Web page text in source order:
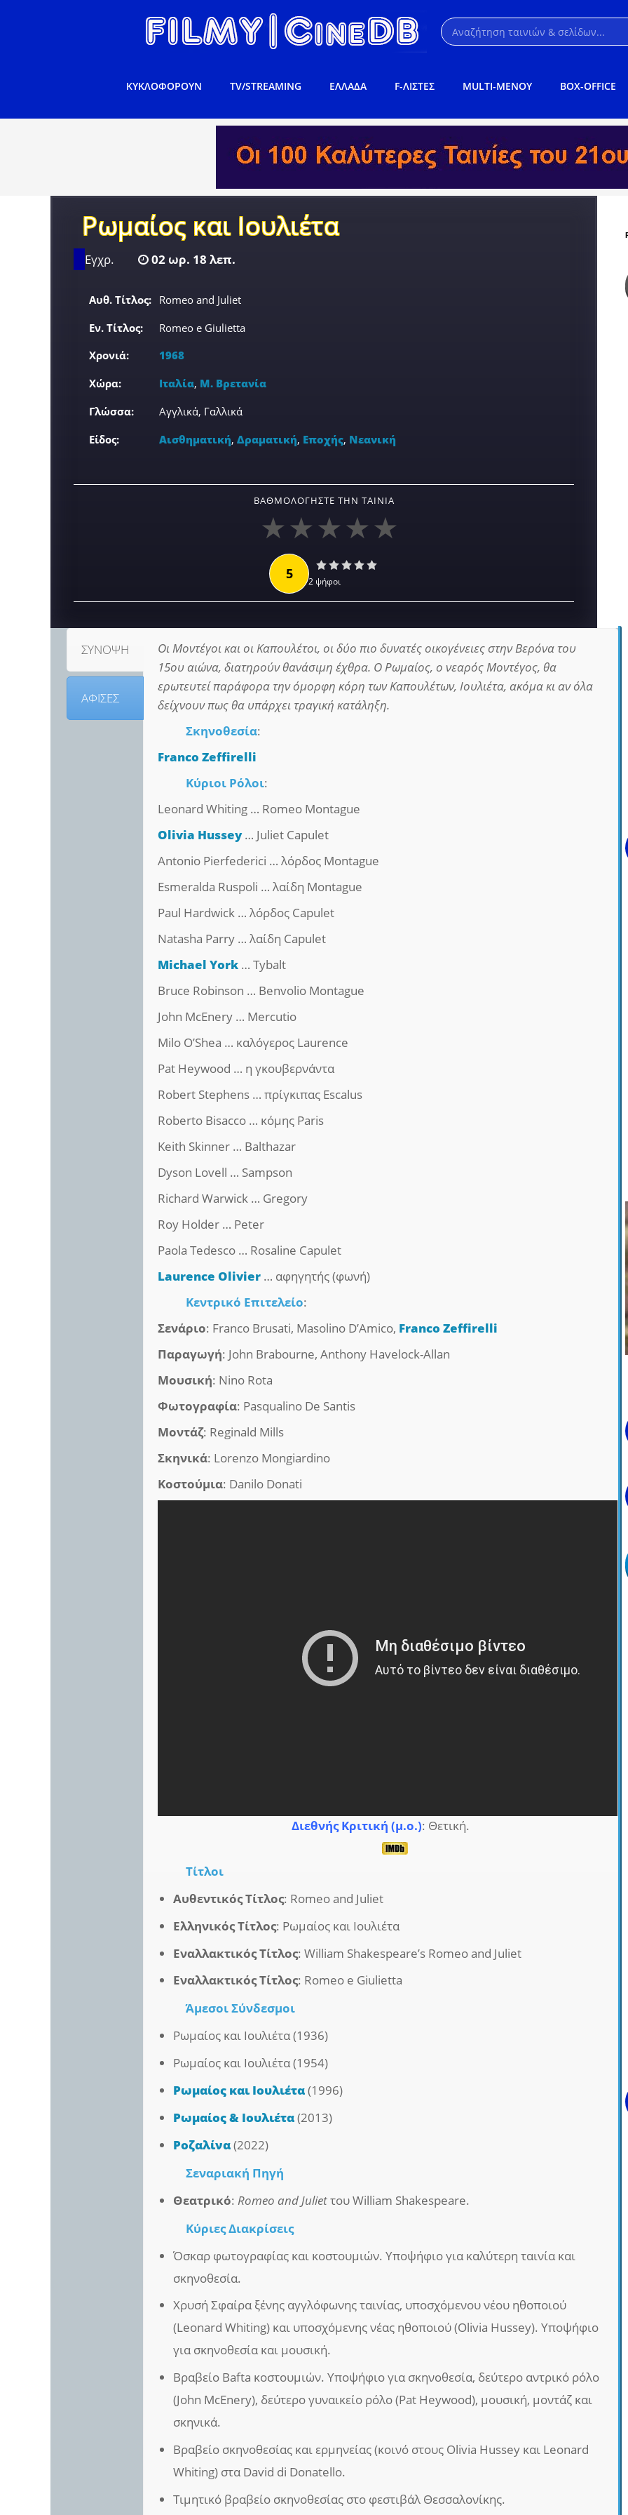
ΚΥΚΛΟΦΟΡΟΥΝ TV/STREAMING ΕΛΛΑΔΑ F-ΛΙΣΤΕΣ MULTI-ΜΕΝΟΥ BOX-OFFICE
Ρωμαίος και Ιουλιέτα
Εγχρ. 02 ωρ. 18 λεπ.
Αυθ. Τίτλος: Romeo and Juliet
Εν. Τίτλος:
Romeo e Giulietta
Χρονιά:
1968
Χώρα:
Ιταλία, Μ. Βρετανία
Γλώσσα:
Αγγλικά, Γαλλικά
Είδος:
Αισθηματική,Δραματική, Εποχής, Νεανική
ΒΑΘΜΟΛΟΓΉΣΤΕ ΤΗΝ ΤΑΙΝΊΑ
5 2 ψήφοι
ΣΥΝΟΨΗ
ΑΦΙΣΕΣ
Οι Μοντέγοι και οι Καπουλέτοι, οι δύο πιο δυνατές οικογένειες στην Βερόνα του
15ου αιώνα, διατηρούν θανάσιμη έχθρα. Ο Ρωμαίος, ο νεαρός Μοντέγος, θα
ερωτευτεί παράφορα την όμορφη κόρη των Καπουλέτων, Ιουλιέτα, ακόμα κι αν όλα
δείχνουν πως θα υπάρχει τραγική κατάληξη.
Σκηνοθεσία:
Franco Zeffirelli
Κύριοι Ρόλοι:
Leonard Whiting … Romeo Montague
Olivia Hussey… Juliet Capulet
Antonio Pierfederici … λόρδος Montague
Esmeralda Ruspoli … λαίδη Montague
Paul Hardwick … λόρδος Capulet
Natasha Parry … λαίδη Capulet
Michael York … Tybalt
Bruce Robinson … Benvolio Montague
John McEnery … Mercutio
Milo O’Shea … καλόγερος Laurence
Pat Heywood … η γκουβερνάντα
Robert Stephens … πρίγκιπας Escalus
Roberto Bisacco … κόμης Paris
Keith Skinner … Balthazar
Dyson Lovell … Sampson
Richard Warwick … Gregory
Roy Holder … Peter
Paola Tedesco … Rosaline Capulet
Laurence Olivier … αφηγητής (φωνή)
Κεντρικό Επιτελείο:
Σενάριο: Franco Brusati, Masolino D’Amico, Franco Zeffirelli
Παραγωγή: John Brabourne, Anthony Havelock-Allan
Μουσική: Nino Rota
Φωτογραφία: Pasqualino De Santis
Μοντάζ: Reginald Mills
Σκηνικά: Lorenzo Mongiardino
Κοστούμια: Danilo Donati
Διεθνής Κριτική (μ.ο.): Θετική.
Τίτλοι
Αυθεντικός Τίτλος: Romeo and Juliet
Ελληνικός Τίτλος: Ρωμαίος και Ιουλιέτα
Εναλλακτικός Τίτλος: William Shakespeare’s Romeo and Juliet
Εναλλακτικός Τίτλος: Romeo e Giulietta
ΆμεσοιΣύνδεσμοι
Ρωμαίος και Ιουλιέτα (1936)
Ρωμαίος και Ιουλιέτα (1954)
Ρωμαίος και Ιουλιέτα(1996)
Ρωμαίος & Ιουλιέτα(2013)
Ροζαλίνα(2022)
Σεναριακή Πηγή
Θεατρικό: Romeo and Julietτου William Shakespeare.
Κύριες Διακρίσεις
Όσκαρ φωτογραφίας και κοστουμιών. Υποψήφιο για καλύτερη ταινία και
σκηνοθεσία.
Χρυσή Σφαίρα ξένης αγγλόφωνης ταινίας, υποσχόμενου νέου ηθοποιού
(Leonard Whiting) και υποσχόμενης νέας ηθοποιού (Olivia Hussey). Υποψήφιο
για σκηνοθεσία και μουσική.
Βραβείο Bafta κοστουμιών. Υποψήφιο για σκηνοθεσία, δεύτερο αντρικό ρόλο
(John McEnery), δεύτερο γυναικείο ρόλο (Pat Heywood), μουσική, μοντάζ και
σκηνικά.
Βραβείο σκηνοθεσίας και ερμηνείας (κοινό στους Olivia Hussey και Leonard
Whiting) στα David di Donatello.
Τιμητικό βραβείο σκηνοθεσίας στο φεστιβάλ Θεσσαλονίκης.